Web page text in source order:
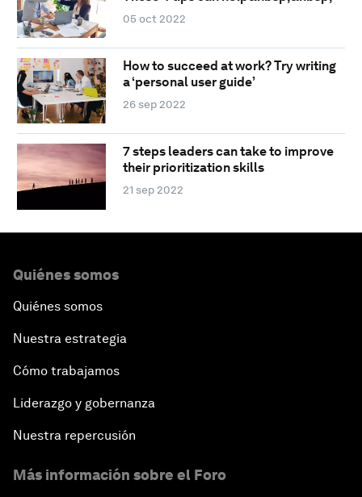
05 oct 2022
How to succeed at work? Try writing
a ‘personal user guide’
26 sep 2022
7 steps leaders can take to improve
their prioritization skills
21 sep 2022
Quiénes somos
Quiénes somos
Nuestra estrategia
Cómo trabajamos
Liderazgo y gobernanza
Nuestra repercusión
Más información sobre el Foro